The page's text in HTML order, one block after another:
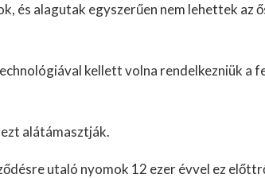
és alagutak egyszerűen nem lehettek az
kellett volna rendelkezniük a
alátámasztják.
utaló nyomok 12 ezer évvel ez